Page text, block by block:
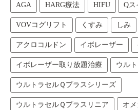
AGA HARG療法 HIFU Qス
VOVコグリフト くすみ しみ
アクロコルドン イボレーザー
イボレーザー取り放題治療 ウル
ウルトラセルＱプラスシリーズ
ウルトラセルＱプラスリニア オ